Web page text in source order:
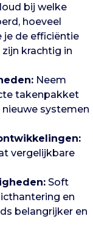
bij welke
hoeveel
je de efficiëntie
krachtig in
Neem
takenpakket
systemen
vergelijkbare
Soft
en
belangrijker en